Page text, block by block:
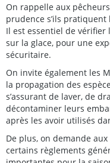
On rappelle aux
prudence s’ils
Il est essentiel de vérifier
sur la glace, pour une
sécuritaire.
On invite également les
la propagation des
s’assurant de laver, de
décontaminer leurs
après les avoir utilisés
De plus, on demande
certains règlements